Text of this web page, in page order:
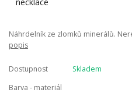
Náhrdelník ze zlomků minerálů.
popis
Dostupnost
Skladem
Barva - materiál